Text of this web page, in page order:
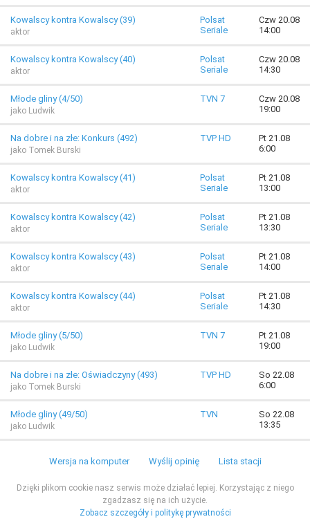
Kowalscy kontra Kowalscy (39)
aktor
Polsat
Seriale
Czw 20.08
14:00
Kowalscy kontra Kowalscy (40)
aktor
Polsat
Seriale
Czw 20.08
14:30
Młode gliny (4/50)
jako Ludwik
TVN 7
Czw 20.08
19:00
Na dobre i na złe: Konkurs (492)
jako Tomek Burski
TVP HD
Pt 21.08
6:00
Kowalscy kontra Kowalscy (41)
aktor
Polsat
Seriale
Pt 21.08
13:00
Kowalscy kontra Kowalscy (42)
aktor
Polsat
Seriale
Pt 21.08
13:30
Kowalscy kontra Kowalscy (43)
aktor
Polsat
Seriale
Pt 21.08
14:00
Kowalscy kontra Kowalscy (44)
aktor
Polsat
Seriale
Pt 21.08
14:30
Młode gliny (5/50)
jako Ludwik
TVN 7
Pt 21.08
19:00
Na dobre i na złe: Oświadczyny (493)
jako Tomek Burski
TVP HD
So 22.08
6:00
Młode gliny (49/50)
jako Ludwik
TVN
So 22.08
13:35
Wersja na komputer Wyślij opinię Lista stacji
Dzięki plikom cookie nasz serwis może działać lepiej. Korzystając z niego
zgadzasz się na ich użycie.
Zobacz szczegóły i politykę prywatności